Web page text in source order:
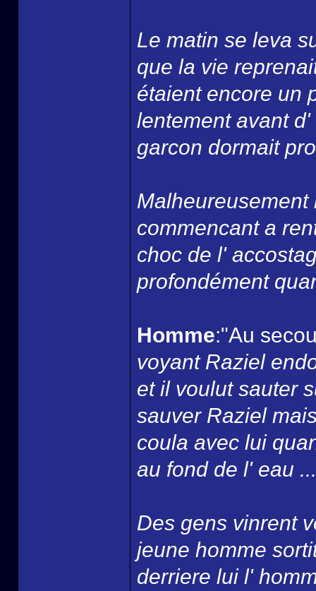
Le matin se leva
que la vie
étaient encore un
lentement avant
garcon dormait
commencant a
choc de l'
profondément
Homme:"Au
voyant Raziel
et il voulut sauter
sauver Raziel
coula avec lui
au fond de l' eau
Des gens vinrent
jeune homme
derriere lui l'